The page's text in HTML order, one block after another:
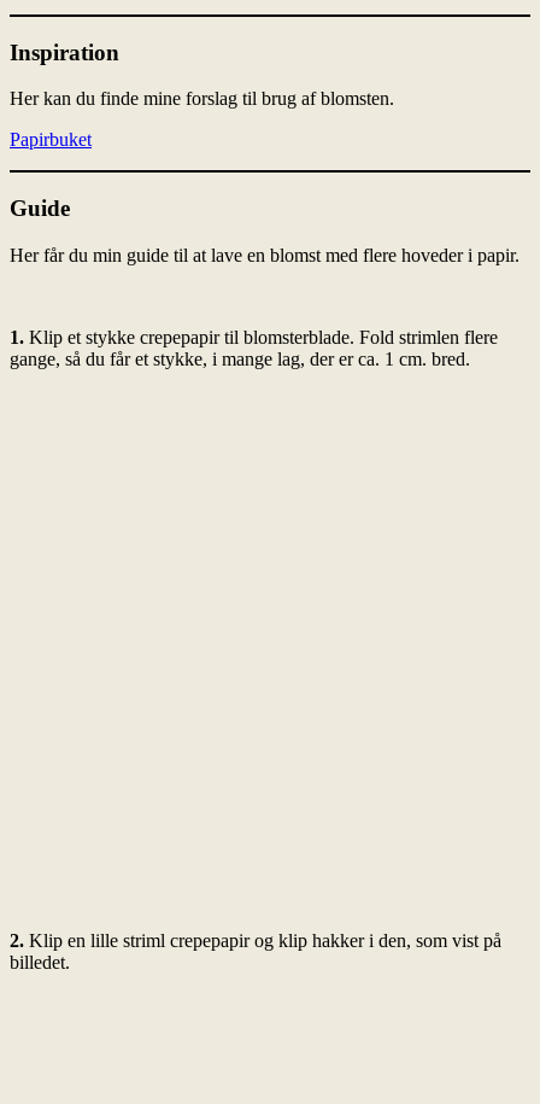
Inspiration
Her kan du finde mine forslag til brug af blomsten.
Papirbuket
Guide
Her får du min guide til at lave en blomst med flere hoveder i papir.
1. Klip et stykke crepepapir til blomsterblade. Fold strimlen flere
gange, så du får et stykke, i mange lag, der er ca. 1 cm. bred.
2. Klip en lille striml crepepapir og klip hakker i den, som vist på
billedet.